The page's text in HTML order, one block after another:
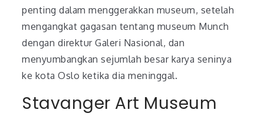
penting dalam menggerakkan museum, setelah
mengangkat gagasan tentang museum Munch
dengan direktur Galeri Nasional, dan
menyumbangkan sejumlah besar karya seninya
ke kota Oslo ketika dia meninggal.
Stavanger Art Museum